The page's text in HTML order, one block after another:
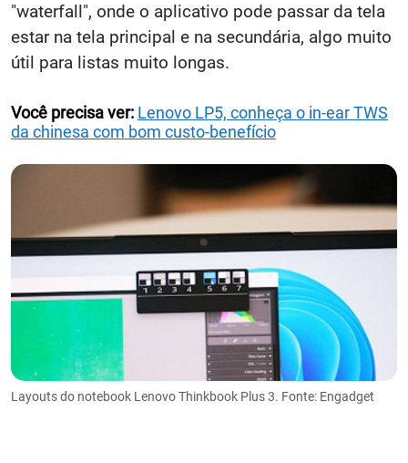
"waterfall", onde o aplicativo pode passar da tela
estar na tela principal e na secundária, algo muito
útil para listas muito longas.
Você precisa ver: Lenovo LP5, conheça o in-ear TWS
da chinesa com bom custo-benefício
Layouts do notebook Lenovo Thinkbook Plus 3. Fonte: Engadget